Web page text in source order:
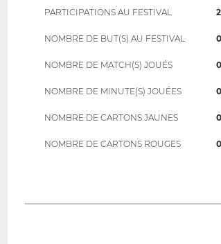
PARTICIPATIONS AU FESTIVAL
NOMBRE DE BUT(S) AU FESTIVAL 0
NOMBRE DE MATCH(S) JOUÉS 0
NOMBRE DE MINUTE(S) JOUÉES 0
NOMBRE DE CARTONS JAUNES 0
NOMBRE DE CARTONS ROUGES 0